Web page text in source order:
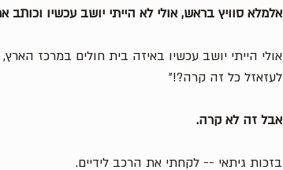
אלמלא סוויץ בראש, אולי לא הייתי יושב עכשיו
אולי הייתי יושב עכשיו באיזה בית חולים במרכז
לעזאזל כל זה קרה?!״
אבל זה לא קרה.
בזכות גיתאי -- לקחתי את הרכב לידיים.